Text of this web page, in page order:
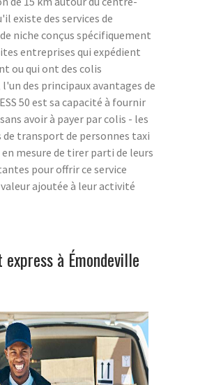
existe des services de
niche conçus spécifiquement
entreprises qui expédient
ou qui ont des colis
des principaux avantages de
50 est sa capacité à fournir
avoir à payer par colis - les
de transport de personnes taxi
en mesure de tirer parti de leurs
pour offrir ce service
ajoutée à leur activité
à Émondeville